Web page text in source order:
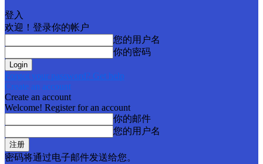
登入
欢迎！登录你的帐户
您的用户名
你的密码
Forgot your password? Get help
Create an account
Create an account
Welcome! Register for an account
你的邮件
您的用户名
密码将通过电子邮件发送给您。